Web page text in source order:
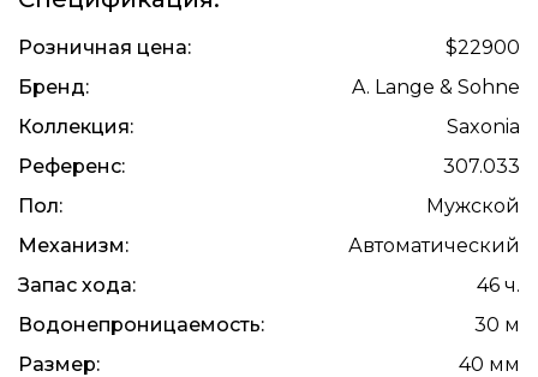
Розничная цена:
$22900
Бренд:
A. Lange & Sohne
Коллекция:
Saxonia
Референс:
307.033
Пол:
Мужской
Механизм:
Автоматический
Запас хода:
46 ч.
Водонепроницаемость:
30 м
Размер:
40 мм